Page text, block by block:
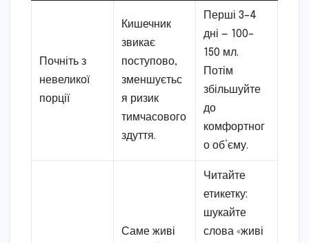
Почніть з
невеликої
порції
Кишечник
звикає
поступово,
зменшуєтьс
я ризик
тимчасового
здуття.
Перші 3–4
дні — 100–
150 мл.
Потім
збільшуйте
до
комфортног
о об’єму.
Саме живі
Читайте
етикетку:
шукайте
слова «живі